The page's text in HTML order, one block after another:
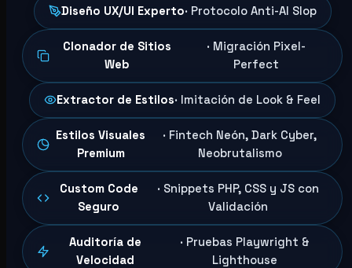
Diseño UX/UI Experto· Protocolo Anti-AI Slop
Clonador de Sitios
Web
· Migración Pixel-
Perfect
Extractor de Estilos· Imitación de Look & Feel
Estilos Visuales
Premium
· Fintech Neón, Dark Cyber,
Neobrutalismo
Custom Code
Seguro
· Snippets PHP, CSS y JS con
Validación
Auditoría de
Velocidad
· Pruebas Playwright &
Lighthouse